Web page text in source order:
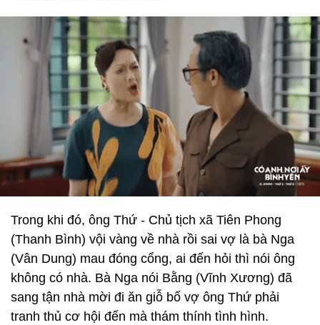
Trong khi đó, ông Thứ - Chủ tịch xã Tiên Phong
(Thanh Bình) vội vàng về nhà rồi sai vợ là bà Nga
(Vân Dung) mau đóng cổng, ai đến hỏi thì nói ông
không có nhà. Bà Nga nói Bằng (Vĩnh Xương) đã
sang tận nhà mời đi ăn giỗ bố vợ ông Thứ phải
tranh thủ cơ hội đến mà thám thính tình hình.